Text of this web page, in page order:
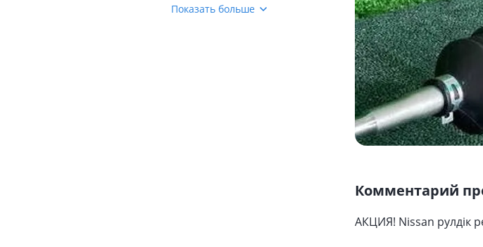
Nissan Mistral
Показать больше
Комментарий
АКЦИЯ! Nissan рулдік